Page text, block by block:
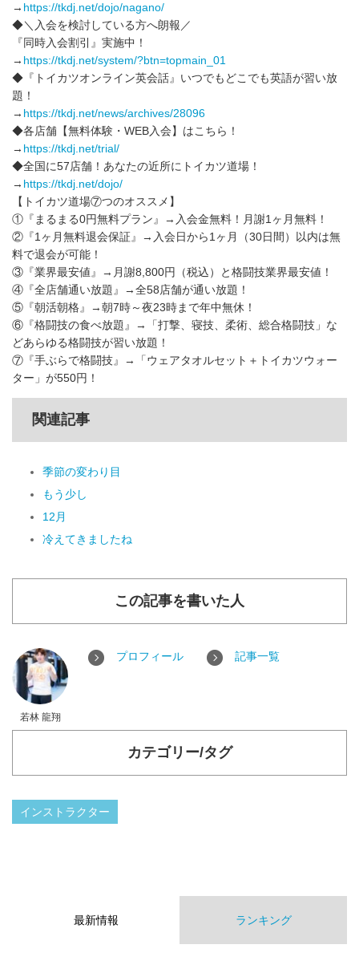
→ https://tkdj.net/dojo/nagano/
◆＼入会を検討している方へ朗報／
『同時入会割引』実施中！
→ https://tkdj.net/system/?btn=topmain_01
◆『トイカツオンライン英会話』いつでもどこでも英語が習い放
題！
→ https://tkdj.net/news/archives/28096
◆各店舗【無料体験・WEB入会】はこちら！
→ https://tkdj.net/trial/
◆全国に57店舗！あなたの近所にトイカツ道場！
→ https://tkdj.net/dojo/
【トイカツ道場⑦つのオススメ】
①『まるまる0円無料プラン』→入会金無料！月謝1ヶ月無料！
②『1ヶ月無料退会保証』→入会日から1ヶ月（30日間）以内は無
料で退会が可能！
③『業界最安値』→月謝8,800円（税込）と格闘技業界最安値！
④『全店舗通い放題』→全58店舗が通い放題！
⑤『朝活朝格』→朝7時～夜23時まで年中無休！
⑥『格闘技の食べ放題』→「打撃、寝技、柔術、総合格闘技」な
どあらゆる格闘技が習い放題！
⑦『手ぶらで格闘技』→「ウェアタオルセット＋トイカツウォー
ター」が550円！
関連記事
季節の変わり目
もう少し
12月
冷えてきましたね
この記事を書いた人
若林 龍翔
プロフィール 記事一覧
カテゴリー/タグ
インストラクター
最新情報 ランキング